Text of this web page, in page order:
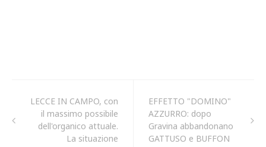
LECCE IN CAMPO, con
il massimo possibile
dell'organico attuale.
La situazione
EFFETTO "DOMINO"
AZZURRO: dopo
Gravina abbandonano
GATTUSO e BUFFON